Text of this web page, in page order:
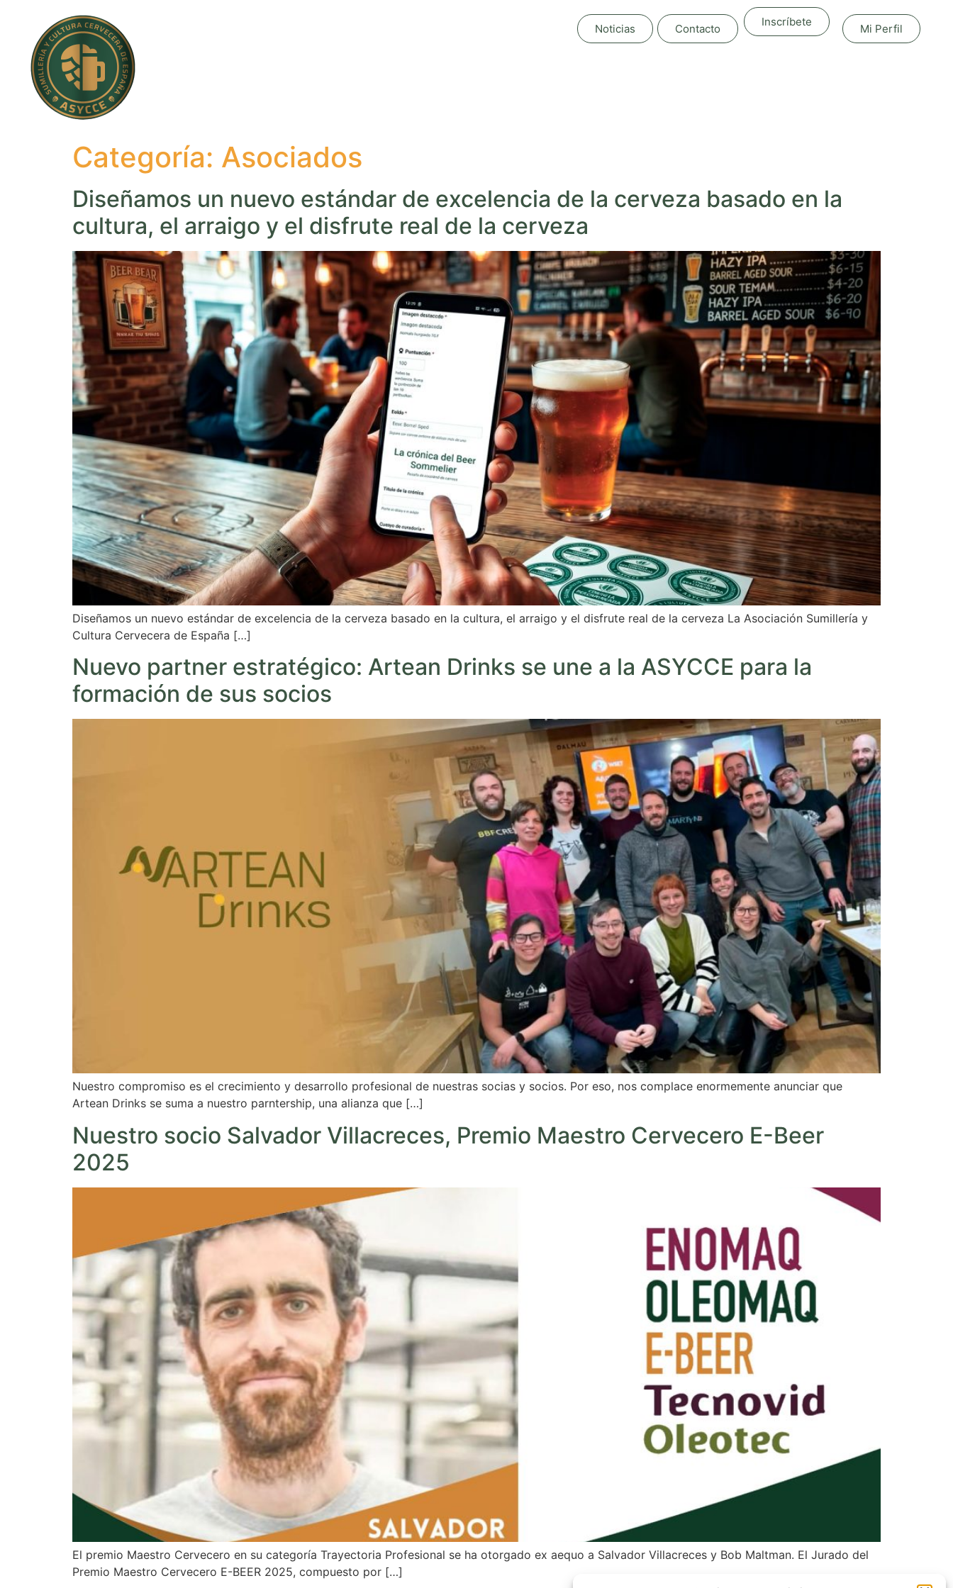
Noticias Contacto
Inscríbete
Mi Perfil
Categoría: Asociados
Diseñamos un nuevo estándar de excelencia de la cerveza basado en la
cultura, el arraigo y el disfrute real de la cerveza
Diseñamos un nuevo estándar de excelencia de la cerveza basado en la cultura, el arraigo y el disfrute real de la cerveza La Asociación Sumillería y
Cultura Cervecera de España […]
Nuevo partner estratégico: Artean Drinks se une a la ASYCCE para la
formación de sus socios
Nuestro compromiso es el crecimiento y desarrollo profesional de nuestras socias y socios. Por eso, nos complace enormemente anunciar que
Artean Drinks se suma a nuestro parntership, una alianza que […]
Nuestro socio Salvador Villacreces, Premio Maestro Cervecero E-Beer
2025
El premio Maestro Cervecero en su categoría Trayectoria Profesional se ha otorgado ex aequo a Salvador Villacreces y Bob Maltman. El Jurado del
Premio Maestro Cervecero E-BEER 2025, compuesto por […]